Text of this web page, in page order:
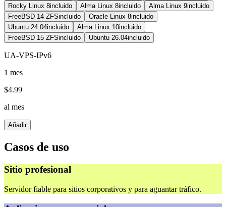
Rocky Linux 8incluido Alma Linux 8incluido Alma Linux 9incluido
FreeBSD 14 ZFSincluido Oracle Linux 8incluido
Ubuntu 24.04incluido Alma Linux 10incluido
FreeBSD 15 ZFSincluido Ubuntu 26.04incluido
UA-VPS-IPv6
1 mes
$4.99
al mes
Añadir
Casos de uso
Sitio profesional
Servidor fiable para sitios corporativos y para aguantar tráfico.